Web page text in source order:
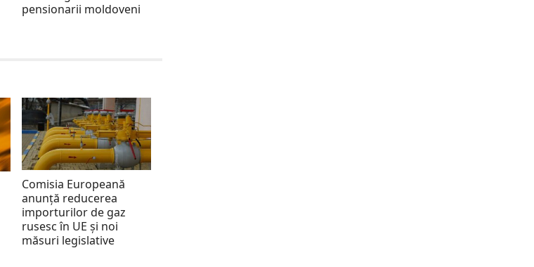
pensionarii moldoveni
Comisia Europeană
anunță reducerea
importurilor de gaz
rusesc în UE și noi
măsuri legislative